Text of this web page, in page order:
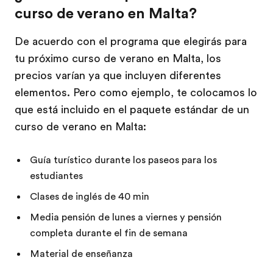
curso de verano en Malta?
De acuerdo con el programa que elegirás para
tu próximo curso de verano en Malta, los
precios varían ya que incluyen diferentes
elementos. Pero como ejemplo, te colocamos lo
que está incluido en el paquete estándar de un
curso de verano en Malta:
Guía turístico durante los paseos para los
estudiantes
Clases de inglés de 40 min
Media pensión de lunes a viernes y pensión
completa durante el fin de semana
Material de enseñanza